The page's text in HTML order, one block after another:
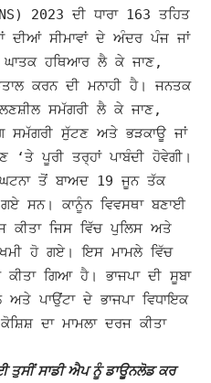
2023 ਦੀ ਧਾਰਾ 163 ਤਹਿਤ
ਦੀਆਂ ਸੀਮਾਵਾਂ ਦੇ ਅੰਦਰ ਪੰਜ ਜਾਂ
ਹਥਿਆਰ ਲੈ ਕੇ ਜਾਣ,
ਕਰਨ ਦੀ ਮਨਾਹੀ ਹੈ। ਜਨਤਕ
ਸਮੱਗਰੀ ਲੈ ਕੇ ਜਾਣ,
ਸਮੱਗਰੀ ਸੁੱਟਣ ਅਤੇ ਭੜਕਾਊ ਜਾਂ
‘ਤੇ ਪੂਰੀ ਤਰ੍ਹਾਂ ਪਾਬੰਦੀ ਹੋਵੇਗੀ।
ਤੋਂ ਬਾਅਦ 19 ਜੂਨ ਤੱਕ
ਸਨ। ਕਾਨੂੰਨ ਵਿਵਸਥਾ ਬਣਾਈ
ਕੀਤਾ ਜਿਸ ਵਿੱਚ ਪੁਲਿਸ ਅਤੇ
ਹੋ ਗਏ। ਇਸ ਮਾਮਲੇ ਵਿੱਚ
ਕੀਤਾ ਗਿਆ ਹੈ। ਭਾਜਪਾ ਦੀ ਸੂਬਾ
ਪਾਉਂਟਾ ਦੇ ਭਾਜਪਾ ਵਿਧਾਇਕ
ਦਾ ਮਾਮਲਾ ਦਰਜ ਕੀਤਾ
ਤੁਸੀਂ ਸਾਡੀ ਐਪ ਨੂੰ ਡਾਊਨਲੋਡ ਕਰ